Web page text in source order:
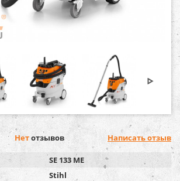
Нетотзывов Написать отзыв
SE 133 ME
Stihl